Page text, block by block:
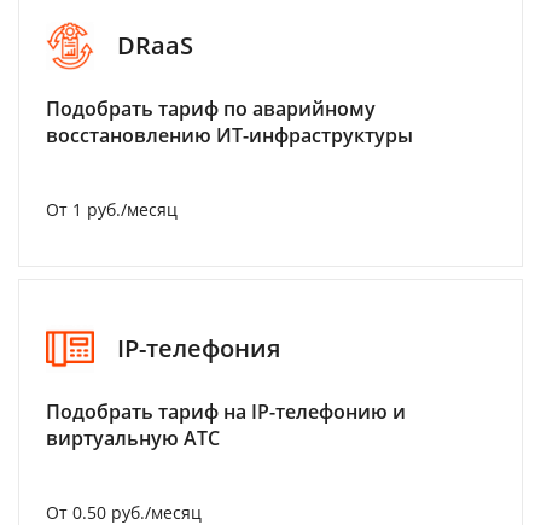
DRaaS
Подобрать тариф по аварийному
восстановлению ИТ-инфраструктуры
От 1 руб./месяц
IP-телефония
Подобрать тариф на IP-телефонию и
виртуальную АТС
От 0.50 руб./месяц